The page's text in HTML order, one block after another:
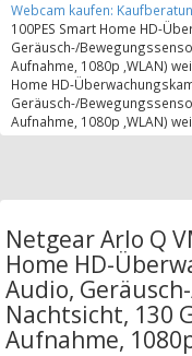
Webcam kaufen:
100PES Smart Home HD-
Geräusch-/
Aufnahme, 1080p ,WLAN)
Home HD-
Geräusch-/
Aufnahme, 1080p ,WLAN)
Netgear Arlo Q
Home HD-
Audio,
Nachtsicht, 130
Aufnahme,